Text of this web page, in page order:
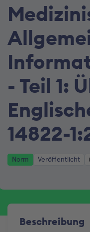
- Teil 1:
14822-
Norm Veröffentlicht
Beschreibung